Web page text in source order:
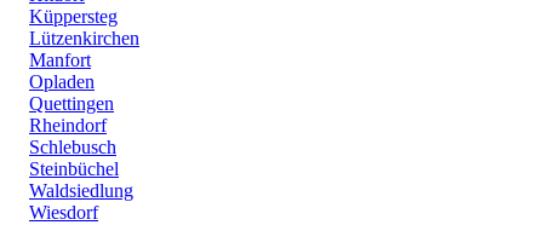
Küppersteg
Lützenkirchen
Manfort
Opladen
Quettingen
Rheindorf
Schlebusch
Steinbüchel
Waldsiedlung
Wiesdorf